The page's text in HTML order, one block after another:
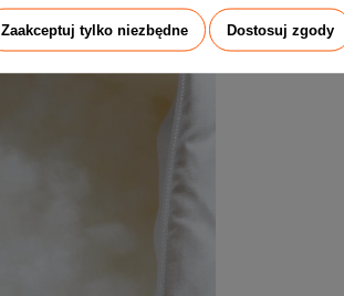
Zaakceptuj tylko niezbędne Dostosuj zgody